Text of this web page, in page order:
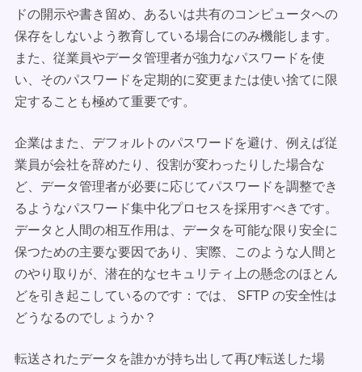
ドの開示や書き留め、あるいは共有のコンピュータへの
保存をしないよう教育している場合にのみ機能します。
また、従業員やデータ管理者が強力なパスワードを使
い、そのパスワードを定期的に変更または使い捨てに限
定することも極めて重要です。
企業はまた、デフォルトのパスワードを避け、例えば従
業員が会社を辞めたり、役割が変わったりした場合な
ど、データ管理者が必要に応じてパスワードを調整でき
るようなパスワード集中化プロセスを採用すべきです。
データと人間の相互作用は、データを可能な限り安全に
保つための主要な要因であり、実際、このような人間と
のやり取りが、潜在的なセキュリティ上の懸念のほとん
どを引き起こしているのです：では、 SFTP の安全性は
どうなるのでしょうか？
転送されたデータを誰かが持ち出して再び転送した場